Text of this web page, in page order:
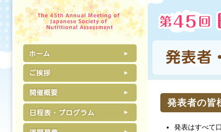
発表者の皆
発表はすべて